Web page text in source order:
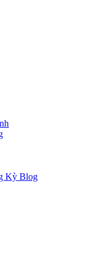
Kỳ Blog